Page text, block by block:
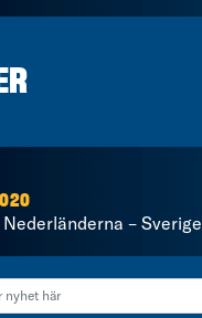
Nederländerna – Sverige